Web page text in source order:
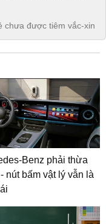
chưa được tiêm vắc-xin
Benz phải thừa
nút bấm vật lý vẫn là